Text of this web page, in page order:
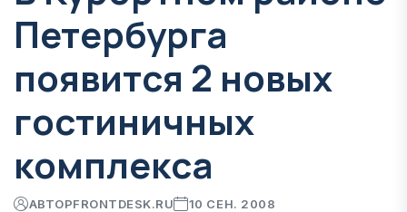
Петербурга
появится 2 новых
гостиничных
комплекса
АВТОРFRONTDESK.RU 10 СЕН. 2008